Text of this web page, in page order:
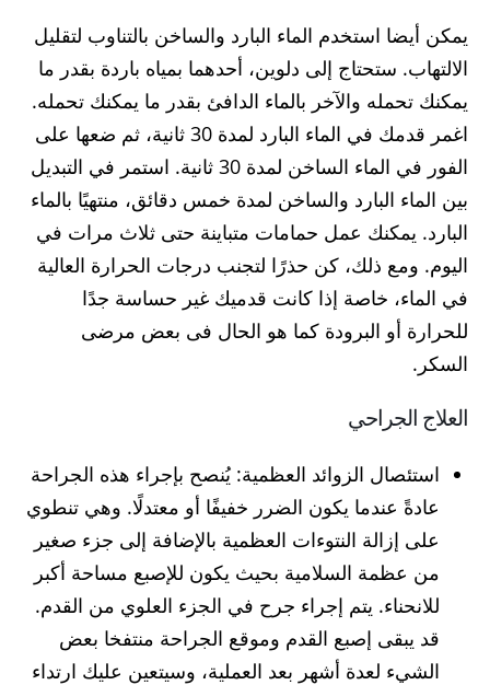
يمكن أيضا استخدم الماء البارد والساخن بالتناوب لتقليل
الالتهاب. ستحتاج إلى دلوين، أحدهما بمياه باردة بقدر ما
يمكنك تحمله والآخر بالماء الدافئ بقدر ما يمكنك تحمله.
اغمر قدمك في الماء البارد لمدة 30 ثانية، ثم ضعها على
الفور في الماء الساخن لمدة 30 ثانية. استمر في التبديل
بين الماء البارد والساخن لمدة خمس دقائق، منتهيًا بالماء
البارد. يمكنك عمل حمامات متباينة حتى ثلاث مرات في
اليوم. ومع ذلك، كن حذرًا لتجنب درجات الحرارة العالية
في الماء، خاصة إذا كانت قدميك غير حساسة جدًا
للحرارة أو البرودة كما هو الحال فى بعض مرضى
السكر.
العلاج الجراحي
استئصال الزوائد العظمية: يُنصح بإجراء هذه الجراحة
عادةً عندما يكون الضرر خفيفًا أو معتدلًا. وهي تنطوي
على إزالة النتوءات العظمية بالإضافة إلى جزء صغير
من عظمة السلامية بحيث يكون للإصبع مساحة أكبر
للانحناء. يتم إجراء جرح في الجزء العلوي من القدم.
قد يبقى إصبع القدم وموقع الجراحة منتفخا بعض
الشيء لعدة أشهر بعد العملية، وسيتعين عليك ارتداء